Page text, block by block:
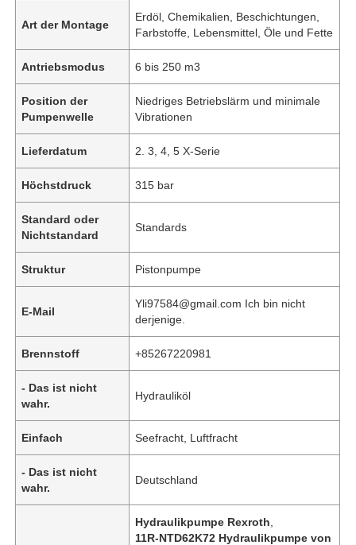
Heim
Produkte
Art der Montage
Erdöl, Chemikalien, Beschichtungen,
Farbstoffe, Lebensmittel, Öle und Fette
Antriebsmodus 6 bis 250 m3
Position der
Pumpenwelle
Niedriges Betriebslärm und minimale
Vibrationen
Lieferdatum 2. 3, 4, 5 X-Serie
Höchstdruck 315 bar
Standard oder
Nichtstandard
Standards
Struktur Pistonpumpe
E-Mail
Yli97584@gmail.com Ich bin nicht
derjenige.
Brennstoff +85267220981
- Das ist nicht
wahr.
Hydrauliköl
Einfach Seefracht, Luftfracht
- Das ist nicht
wahr.
Deutschland
Hydraulikpumpe Rexroth
11R-NTD62K72 Hydraulikpumpe von